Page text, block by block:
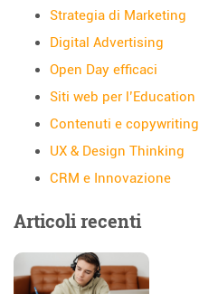
Strategia di Marketing
Digital Advertising
Open Day efficaci
Siti web per l’Education
Contenuti e copywriting
UX & Design Thinking
CRM e Innovazione
Articoli recenti